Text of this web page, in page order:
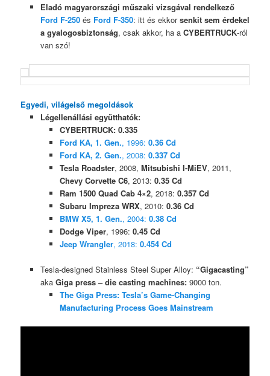
Eladó magyarországi műszaki vizsgával rendelkező
Ford F-250és Ford F-350: itt és ekkorsenkit sem érdekel
a gyalogosbiztonság, csak akkor, ha a CYBERTRUCK-ról
van szó!
Egyedi, világelső megoldások
Légellenállási együtthatók:
CYBERTRUCK: 0.335
Ford KA, 1. Gen., 1996:0.36 Cd
Ford KA, 2. Gen., 2008:0.337 Cd
Tesla Roadster, 2008,Mitsubishi I-MiEV, 2011,
Chevy Corvette C6, 2013:0.35 Cd
Ram 1500 Quad Cab 4×2, 2018:0.357 Cd
Subaru Impreza WRX, 2010:0.36 Cd
BMW X5, 1. Gen., 2004:0.38 Cd
Dodge Viper, 1996:0.45 Cd
Jeep Wrangler, 2018:0.454 Cd
Tesla-designed Stainless Steel Super Alloy: “Gigacasting”
aka Giga press – die casting machines: 9000 ton.
The Giga Press: Tesla’s Game-Changing
Manufacturing Process Goes Mainstream